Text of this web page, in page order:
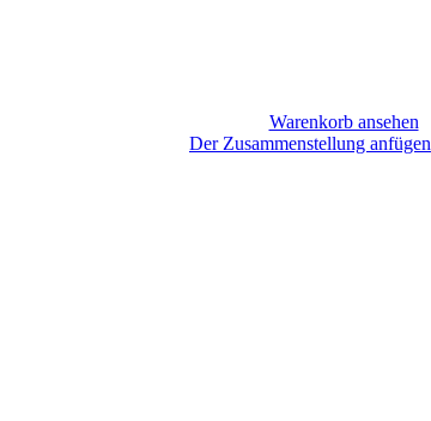
Warenkorb ansehen
Der Zusammenstellung anfügen